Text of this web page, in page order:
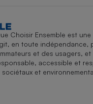
Choisir Ensemble est
en toute indépendance,
et des usagers,
accessible et
sociétaux et